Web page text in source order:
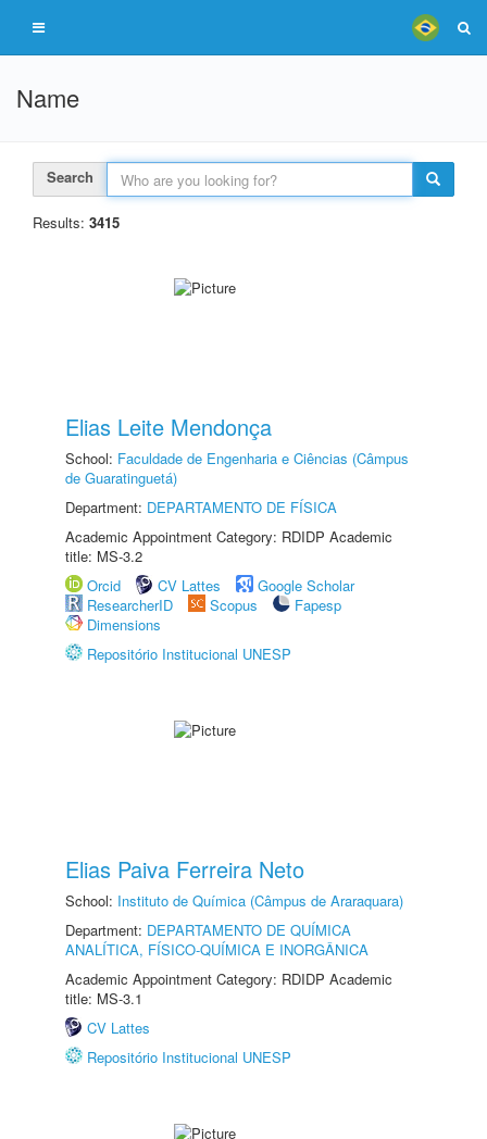
Name
Search
Results: 3415
Elias Leite Mendonça
School: Faculdade de Engenharia e Ciências (Câmpus
de Guaratinguetá)
Department: DEPARTAMENTO DE FÍSICA
Academic Appointment Category: RDIDP Academic
title: MS-3.2
Orcid
CV Lattes
Google Scholar
ResearcherID
Scopus
Fapesp
Dimensions
Repositório Institucional UNESP
Elias Paiva Ferreira Neto
School: Instituto de Química (Câmpus de Araraquara)
Department: DEPARTAMENTO DE QUÍMICA
ANALÍTICA, FÍSICO-QUÍMICA E INORGÂNICA
Academic Appointment Category: RDIDP Academic
title: MS-3.1
CV Lattes
Repositório Institucional UNESP